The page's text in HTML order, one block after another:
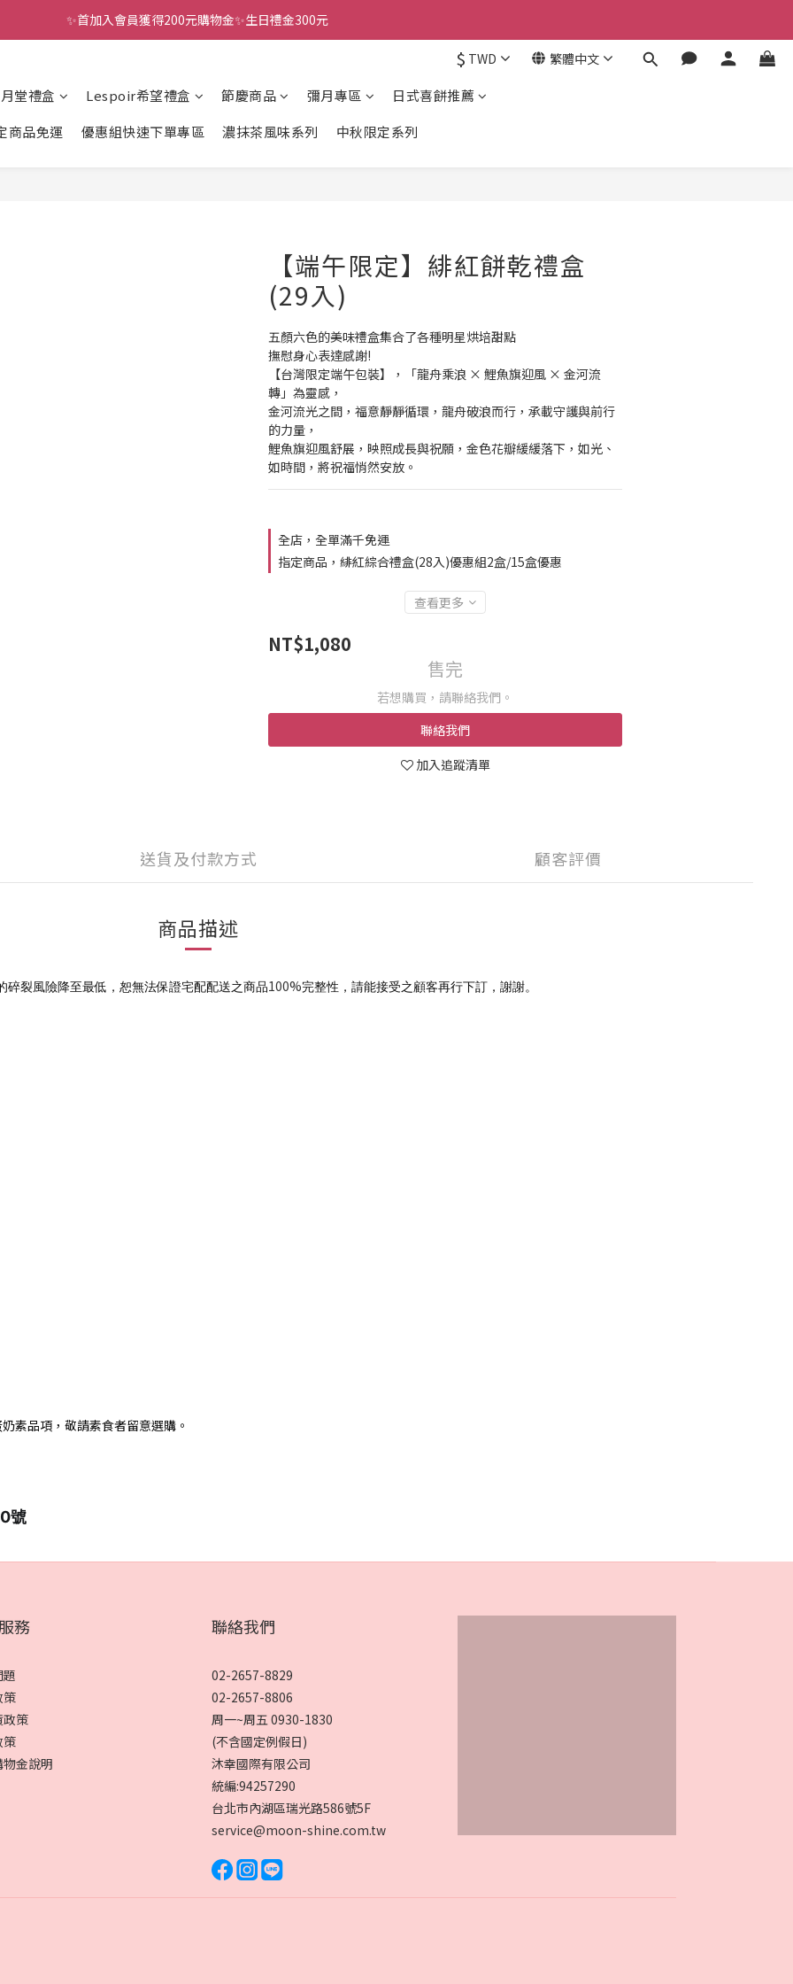
全館滿千免運
✨首加入會員獲得200元購物金✨生日禮金300元
$ TWD 繁體中文
堂禮盒 Lespoir希望禮盒 節慶商品 彌月專區
日式喜餅推薦
商品免運
優惠組快速下單專區 濃抹茶風味系列 中秋限定系列
【端午限定】緋紅餅乾禮盒
(29入)
五顏六色的美味禮盒集合了各種明星烘培甜點
撫慰身心表達感謝!
【台灣限定端午包裝】，「龍舟乘浪 × 鯉魚旗迎風 × 金河流
轉」為靈感，
金河流光之間，福意靜靜循環，龍舟破浪而行，承載守護與前行
的力量，
鯉魚旗迎風舒展，映照成長與祝願，金色花瓣緩緩落下，如光、
如時間，將祝福悄然安放。
全店，全單滿千免運
指定商品，緋紅綜合禮盒(28入)優惠組2盒/15盒優惠
查看更多
NT$1,080
售完
若想購買，請聯絡我們。
聯絡我們
加入追蹤清單
送貨及付款方式 顧客評價
商品描述
裂風險降至最低，恕無法保證宅配配送之商品100%完整性，請能接受之顧客再行下訂，謝謝。
素品項，敬請素食者留意選購。
號
務
策
策
策
金說明
聯絡我們
02-2657-8829
02-2657-8806
周一~周五 0930-1830
(不含國定例假日)
沐幸國際有限公司
統編:94257290
台北市內湖區瑞光路586號5F
service@moon-shine.com.tw